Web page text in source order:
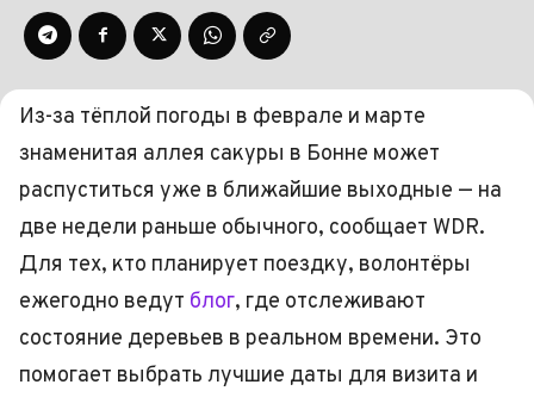
Из-за тёплой погоды в феврале и марте
знаменитая аллея сакуры в Бонне может
распуститься уже в ближайшие выходные — на
две недели раньше обычного, сообщает WDR.
Для тех, кто планирует поездку, волонтёры
ежегодно ведут блог, где отслеживают
состояние деревьев в реальном времени. Это
помогает выбрать лучшие даты для визита и